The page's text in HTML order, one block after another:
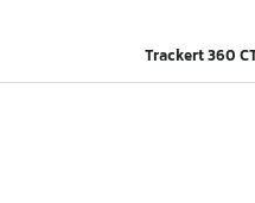
Trackert 360